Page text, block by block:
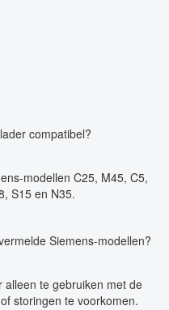
compatibel?
modellen C25, M45, C5,
S15 en N35.
Siemens-modellen?
alleen te gebruiken met de
storingen te voorkomen.